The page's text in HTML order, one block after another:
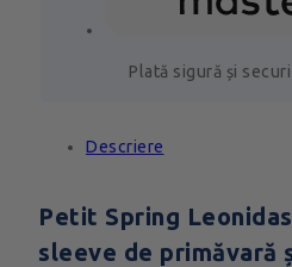
Plată sigură și
Descriere
Petit Spring
sleeve de primăvară